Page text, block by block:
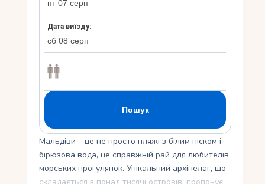
Мальдіви – це не просто пляжі з білим піском і
бірюзова вода, це справжній рай для любителів
морських прогулянок. Унікальний архіпелаг, що